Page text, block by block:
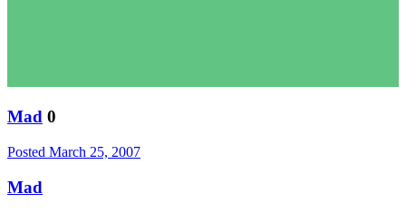
Mad 0
Posted March 25, 2007
Mad